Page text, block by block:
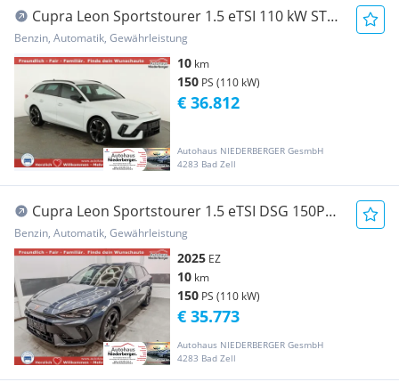
Cupra Leon Sportstourer 1.5 eTSI 110 kW ST
DSG, AH...
Benzin, Automatik, Gewährleistung
10 km
150 PS (110 kW)
Autohaus NIEDERBERGER GesmbH
4283 Bad Zell
€ 36.812
Cupra Leon Sportstourer 1.5 eTSI DSG 150PS
ACC SHZ...
Benzin, Automatik, Gewährleistung
2025 EZ
10 km
150 PS (110 kW)
Autohaus NIEDERBERGER GesmbH
4283 Bad Zell
€ 35.773